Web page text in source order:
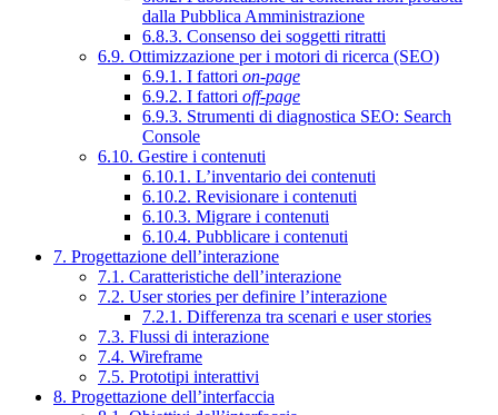
dalla Pubblica Amministrazione
6.8.3. Consenso dei soggetti ritratti
6.9. Ottimizzazione per i motori di ricerca (SEO)
6.9.1. I fattori on-page
6.9.2. I fattori off-page
6.9.3. Strumenti di diagnostica SEO: Search
Console
6.10. Gestire i contenuti
6.10.1. L’inventario dei contenuti
6.10.2. Revisionare i contenuti
6.10.3. Migrare i contenuti
6.10.4. Pubblicare i contenuti
7. Progettazione dell’interazione
7.1. Caratteristiche dell’interazione
7.2. User stories per definire l’interazione
7.2.1. Differenza tra scenari e user stories
7.3. Flussi di interazione
7.4. Wireframe
7.5. Prototipi interattivi
8. Progettazione dell’interfaccia